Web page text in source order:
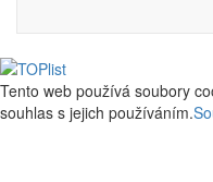
Tento web používá soubory
souhlas s jejich používáním.